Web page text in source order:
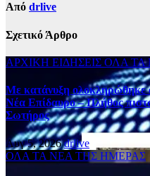
Από drlive
Σχετικό Άρθρο
ΑΡΧΙΚΗ ΕΙΔΗΣΕΙΣ ΟΛΑ ΤΑ
Με κατάνυξη ολοκληρώθηκε
Νέα Επίδαυρο – Πλήθος
Σωτήρος
Αυγ 5, 2026drlive
ΟΛΑ ΤΑ ΝΕΑ ΤΗΣ ΗΜΕΡΑΣ